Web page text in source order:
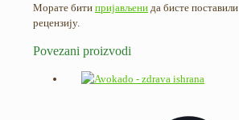
Морате бити пријављени да бисте поставили
рецензију.
Povezani proizvodi